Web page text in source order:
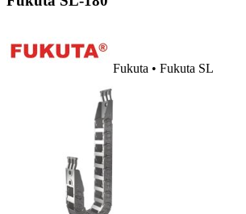
Fukuta • Fukuta SL